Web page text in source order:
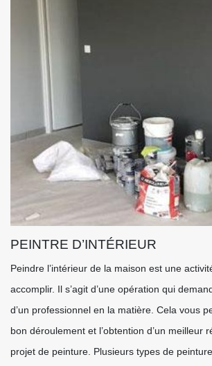
PEINTRE D’INTÉRIEUR
Peindre l’intérieur de la maison est une
accomplir. Il s’agit d’une opération qui
d’un professionnel en la matière. Cela vous
bon déroulement et l’obtention d’un meilleur
projet de peinture. Plusieurs types de